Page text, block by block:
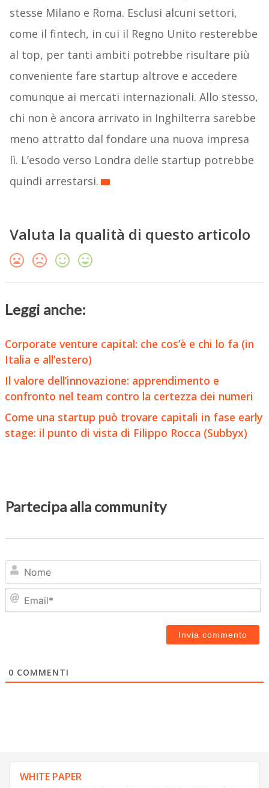
stesse Milano e Roma. Esclusi alcuni settori,
come il fintech, in cui il Regno Unito resterebbe
al top, per tanti ambiti potrebbe risultare più
conveniente fare startup altrove e accedere
comunque ai mercati internazionali. Allo stesso,
chi non è ancora arrivato in Inghilterra sarebbe
meno attratto dal fondare una nuova impresa
lì. L’esodo verso Londra delle startup potrebbe
quindi arrestarsi.
Valuta la qualità di questo articolo
Leggi anche:
Corporate venture capital: che cos’è e chi lo fa (in
Italia e all’estero)
Il valore dell’innovazione: apprendimento e
confronto nel team contro la certezza dei numeri
Come una startup può trovare capitali in fase early
stage: il punto di vista di Filippo Rocca (Subbyx)
Partecipa alla community
0 COMMENTI
WHITE PAPER